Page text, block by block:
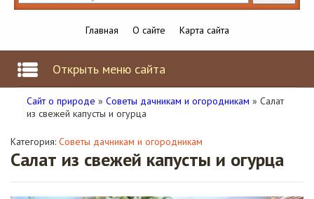
Главная О сайте Карта сайта
Открыть меню сайта
Сайт о природе » Советы дачникам и огородникам » Салат
из свежей капусты и огурца
Категория: Советы дачникам и огородникам
Салат из свежей капусты и огурца